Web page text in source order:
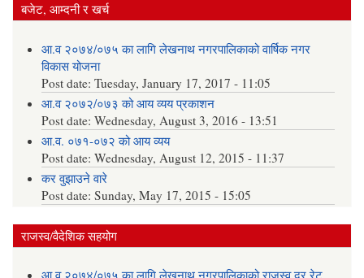
बजेट, आम्दनी र खर्च
आ.व २०७४/०७५ का लागि लेखनाथ नगरपालिकाको वार्षिक नगर
विकास योजना
Post date:Tuesday, January 17, 2017 - 11:05
आ.व २०७२/०७३ को आय व्यय प्रकाशन
Post date:Wednesday, August 3, 2016 - 13:51
आ.व. ०७१-०७२ को आय व्यय
Post date:Wednesday, August 12, 2015 - 11:37
कर वुझाउने वारे
Post date:Sunday, May 17, 2015 - 15:05
राजस्व/वैदेशिक सहयोग
आ.व २०७४/०७५ का लागि लेखनाथ नगरपालिकाको राजस्व दर रेट